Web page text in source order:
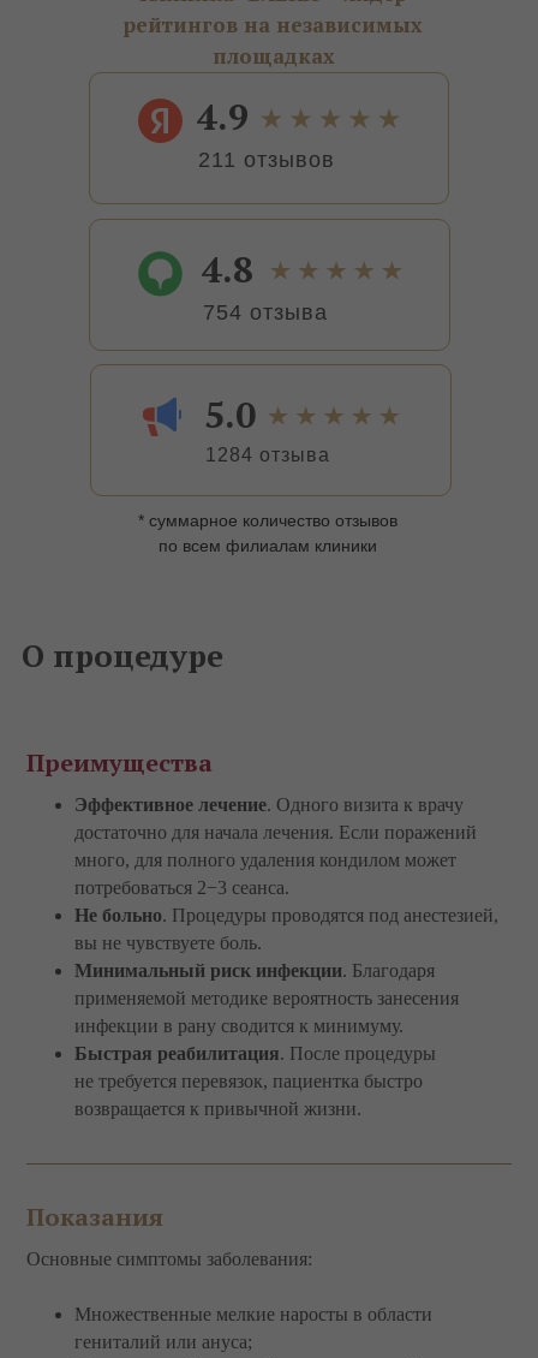
211 отзывов
4.9
754 отзыва
4.8
1284 отзыва
5.0
* суммарное количество отзывов
по всем филиалам клиники
рейтингов на независимых
площадках
О процедуре
Преимущества
Эффективное лечение. Одного визита к врачу
достаточно для начала лечения. Если поражений
много, для полного удаления кондилом может
потребоваться 2−3 сеанса.
Не больно. Процедуры проводятся под анестезией,
вы не чувствуете боль.
Минимальный риск инфекции. Благодаря
применяемой методике вероятность занесения
инфекции в рану сводится к минимуму.
Быстрая реабилитация. После процедуры
не требуется перевязок, пациентка быстро
возвращается к привычной жизни.
Показания
Основные симптомы заболевания:
Множественные мелкие наросты в области
гениталий или ануса;